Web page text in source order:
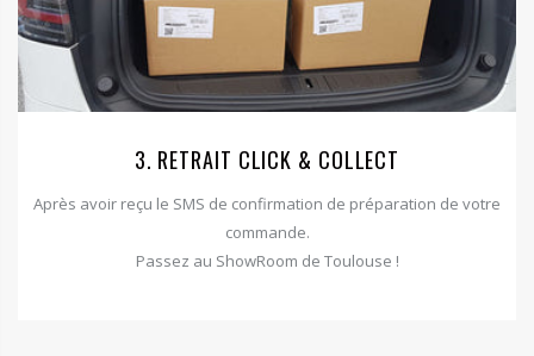
3. RETRAIT CLICK & COLLECT
Après avoir reçu le SMS de confirmation de préparation de votre
commande.
Passez au ShowRoom de Toulouse !